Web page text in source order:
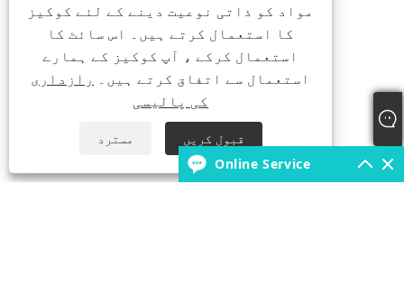
مواد کو ذاتی نوعیت دینے کے لئے کوکیز
کا استعمال کرتے ہیں۔ اس سائٹ کا
استعمال کرکے ، آپ کوکیز کے ہمارے
استعمال سے اتفاق کرتے ہیں۔ رازداری
کی پالیسی
مسترد
قبول کریں
Online Service